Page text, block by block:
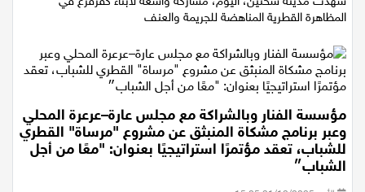
شهدت مدينة سخنين، اليوم، مشاركة واسعة لأبناء كفرقرع في
مؤسسة الفنار وبالشراكة مع مجلس عارة–عرعرة المحلي
وعبر برنامج مشكاة المنبثق عن مشروع "مرساة" القطري
للشباب، تعقد مؤتمرًا استراتيجيًا بعنوان: "معًا من أجل
الشباب״